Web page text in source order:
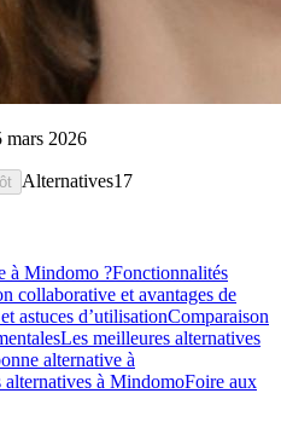
mars 2026
Alternatives17
à Mindomo ?Fonctionnalités
collaborative et avantages de
astuces d’utilisationComparaison
Les meilleures alternatives
alternative à
alternatives à MindomoFoire aux